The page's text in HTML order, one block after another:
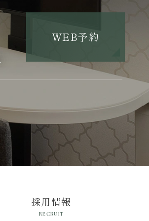
WEB予約
採用情報
RECRUIT